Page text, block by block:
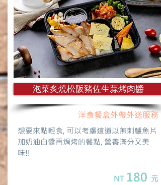
泡菜炙燒松阪豬佐生蒜烤肉醬
洋食餐盒外帶外送服務
想要來點輕食, 可以考慮這道以無刺鱸魚片
加奶油白醬再焗烤的餐點, 營養滿分又美
味!!
NT 180 元